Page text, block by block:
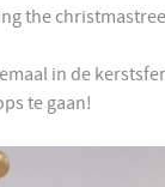
the
in de
te gaan!